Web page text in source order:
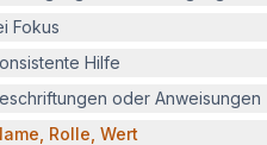
Fokus
Hilfe
oder Anweisungen
Barriere:
Rolle, Wert